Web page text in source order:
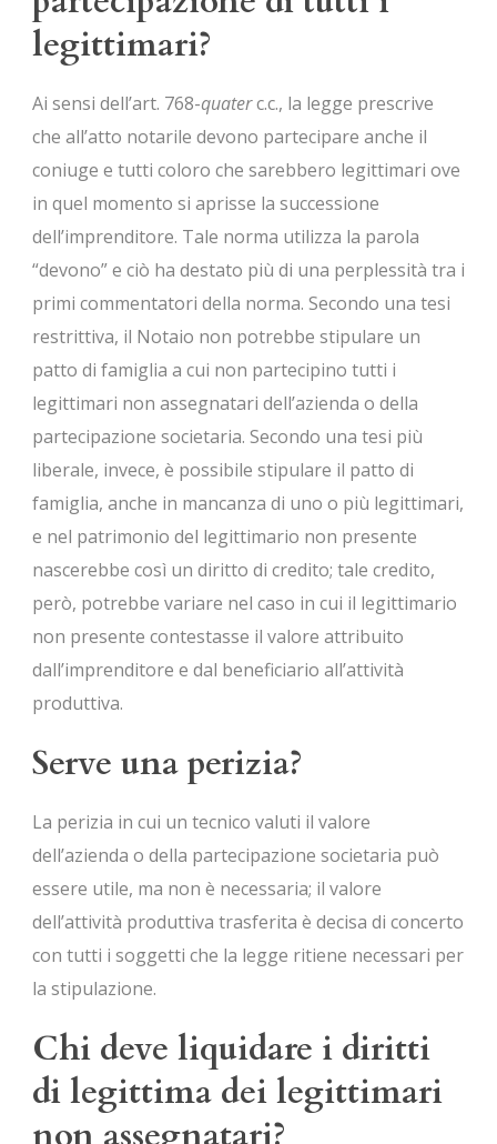
legittimari?
Ai sensi dell’art. 768-quaterc.c., la legge prescrive
che all’atto notarile devono partecipare anche il
coniuge e tutti coloro che sarebbero legittimari ove
in quel momento si aprisse la successione
dell’imprenditore. Tale norma utilizza la parola
“devono” e ciò ha destato più di una perplessità tra i
primi commentatori della norma. Secondo una tesi
restrittiva, il Notaio non potrebbe stipulare un
patto di famiglia a cui non partecipino tutti i
legittimari non assegnatari dell’azienda o della
partecipazione societaria. Secondo una tesi più
liberale, invece, è possibile stipulare il patto di
famiglia, anche in mancanza di uno o più legittimari,
e nel patrimonio del legittimario non presente
nascerebbe così un diritto di credito; tale credito,
però, potrebbe variare nel caso in cui il legittimario
non presente contestasse il valore attribuito
dall’imprenditore e dal beneficiario all’attività
produttiva.
Serve una perizia?
La perizia in cui un tecnico valuti il valore
dell’azienda o della partecipazione societaria può
essere utile, ma non è necessaria; il valore
dell’attività produttiva trasferita è decisa di concerto
con tutti i soggetti che la legge ritiene necessari per
la stipulazione.
Chi deve liquidare i diritti
di legittima dei legittimari